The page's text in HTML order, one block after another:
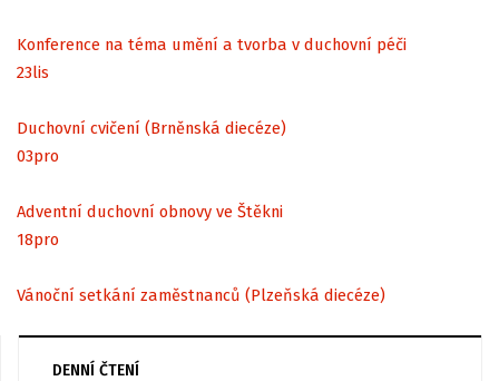
Konference na téma umění a tvorba v duchovní péči
23lis
Duchovní cvičení (Brněnská diecéze)
03pro
Adventní duchovní obnovy ve Štěkni
18pro
Vánoční setkání zaměstnanců (Plzeňská diecéze)
DENNÍ ČTENÍ